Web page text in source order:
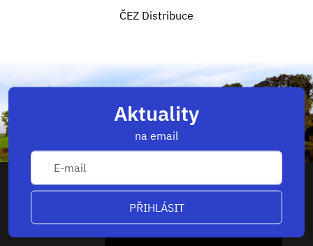
ČEZ Distribuce
Aktuality
na email
PŘIHLÁSIT